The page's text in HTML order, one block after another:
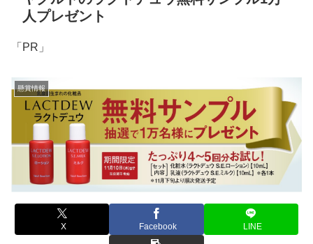
人プレゼント
「PR」
懸賞情報
X Facebook LINE